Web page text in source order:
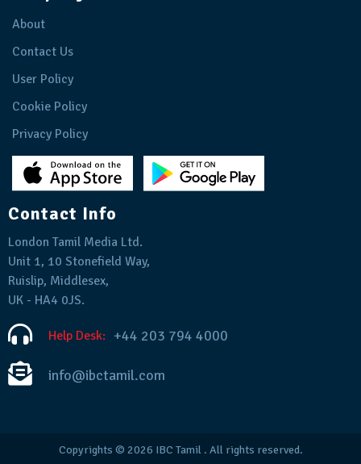
About
Contact Us
User Policy
Cookie Policy
Privacy Policy
Contact Info
London Tamil Media Ltd.
Unit 1, 10 Stonefield Way,
Ruislip, Middlesex,
UK - HA4 0JS.
Help Desk: +44 203 794 4000
info@ibctamil.com
Copyrights © 2026 IBC Tamil. All rights reserved.